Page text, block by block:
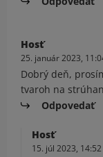
Hosť
25. január 2023,
Dobrý deň,
tvaroh na
Odpovedať
Hosť
15. júl 2023, 14:52